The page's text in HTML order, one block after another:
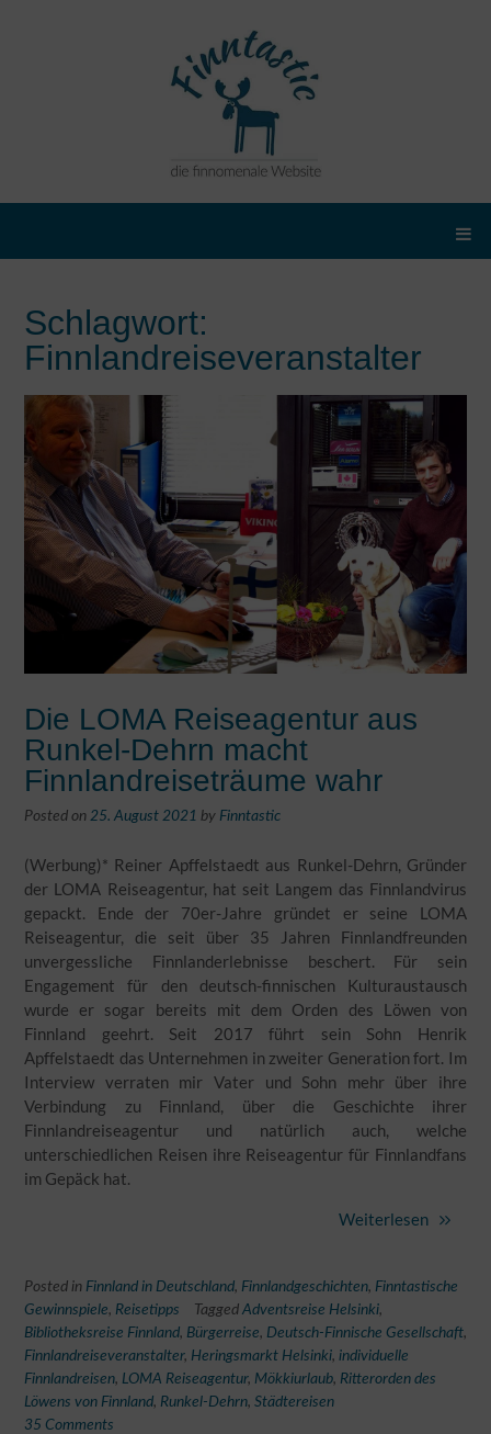
Schlagwort:
Finnlandreiseveranstalter
Die LOMA Reiseagentur aus
Runkel-Dehrn macht
Finnlandreiseträume wahr
Posted on 25. August 2021 by Finntastic
(Werbung)* Reiner Apffelstaedt aus Runkel-Dehrn, Gründer
der LOMA Reiseagentur, hat seit Langem das Finnlandvirus
gepackt. Ende der 70er-Jahre gründet er seine LOMA
Reiseagentur, die seit über 35 Jahren Finnlandfreunden
unvergessliche Finnlanderlebnisse beschert. Für sein
Engagement für den deutsch-finnischen Kulturaustausch
wurde er sogar bereits mit dem Orden des Löwen von
Finnland geehrt. Seit 2017 führt sein Sohn Henrik
Apffelstaedt das Unternehmen in zweiter Generation fort. Im
Interview verraten mir Vater und Sohn mehr über ihre
Verbindung zu Finnland, über die Geschichte ihrer
Finnlandreiseagentur und natürlich auch, welche
unterschiedlichen Reisen ihre Reiseagentur für Finnlandfans
im Gepäck hat.
Weiterlesen
Posted in Finnland in Deutschland, Finnlandgeschichten, Finntastische
Gewinnspiele, Reisetipps Tagged Adventsreise Helsinki,
Bibliotheksreise Finnland, Bürgerreise, Deutsch-Finnische Gesellschaft,
Finnlandreiseveranstalter, Heringsmarkt Helsinki, individuelle
Finnlandreisen, LOMA Reiseagentur, Mökkiurlaub, Ritterorden des
Löwens von Finnland, Runkel-Dehrn, Städtereisen
35 Comments